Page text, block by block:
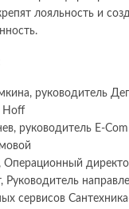
лояльность и
руководитель
Hoff
руководитель E-
Операционный
Руководитель
сервисов